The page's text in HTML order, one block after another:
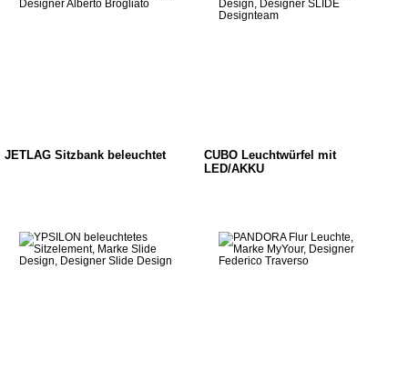
JETLAG Sitzbank beleuchtet
CUBO Leuchtwürfel mit
LED/AKKU